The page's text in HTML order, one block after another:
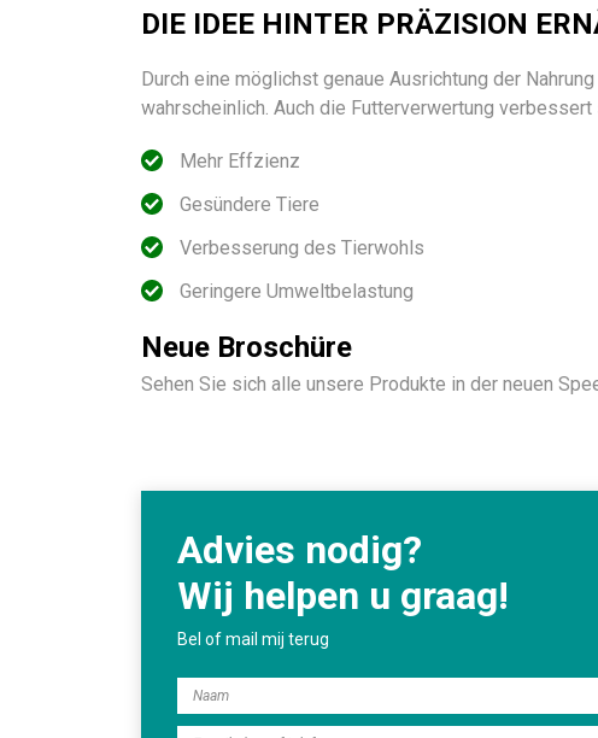
DIE IDEE HINTER PRÄZISION
Durch eine möglichst genaue Ausrichtung der
wahrscheinlich. Auch die Futterverwertung
Mehr Effzienz
Gesündere Tiere
Verbesserung des Tierwohls
Geringere Umweltbelastung
Neue Broschüre
Sehen Sie sich alle unsere Produkte in der neuen
Advies nodig?
Wij helpen u graag!
Bel of mail mij terug